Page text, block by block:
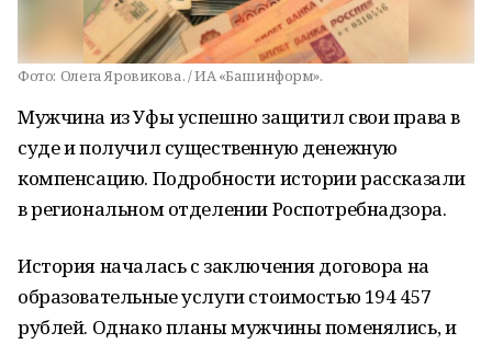
Фото: Олега Яровикова. / ИА «Башинформ».
Мужчина из Уфы успешно защитил свои права в
суде и получил существенную денежную
компенсацию. Подробности истории рассказали
в региональном отделении Роспотребнадзора.
История началась с заключения договора на
образовательные услуги стоимостью 194 457
рублей. Однако планы мужчины поменялись, и